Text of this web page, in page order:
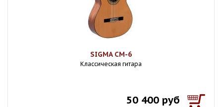
SIGMA CM-6
Классическая гитара
50 400 руб